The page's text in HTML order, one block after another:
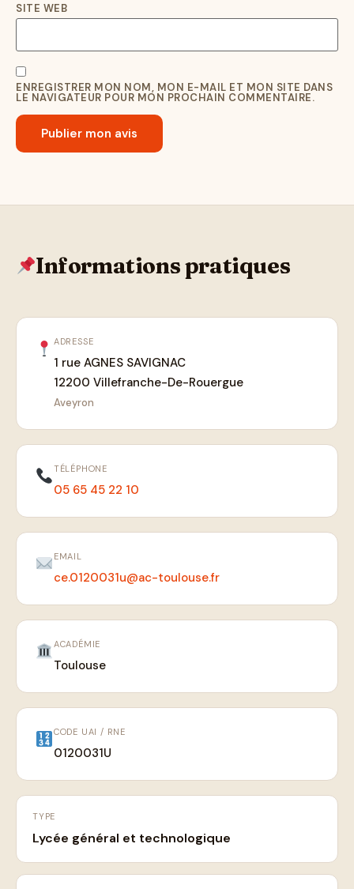
SITE WEB
ENREGISTRER MON NOM, MON E-MAIL ET MON SITE DANS
LE NAVIGATEUR POUR MON PROCHAIN COMMENTAIRE.
Informations pratiques
ADRESSE
1 rue AGNES SAVIGNAC
12200 Villefranche-De-Rouergue
Aveyron
TÉLÉPHONE
05 65 45 22 10
EMAIL
ce.0120031u@ac-toulouse.fr
ACADÉMIE
Toulouse
CODE UAI / RNE
0120031U
TYPE
Lycée général et technologique